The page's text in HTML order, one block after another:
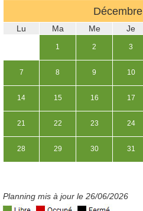
Décembre
Lu Ma Me Je
1 2 3
7 8 9 10
14 15 16 17
21 22 23 24
28 29 30 31
Planning mis à jour le 26/06/2026